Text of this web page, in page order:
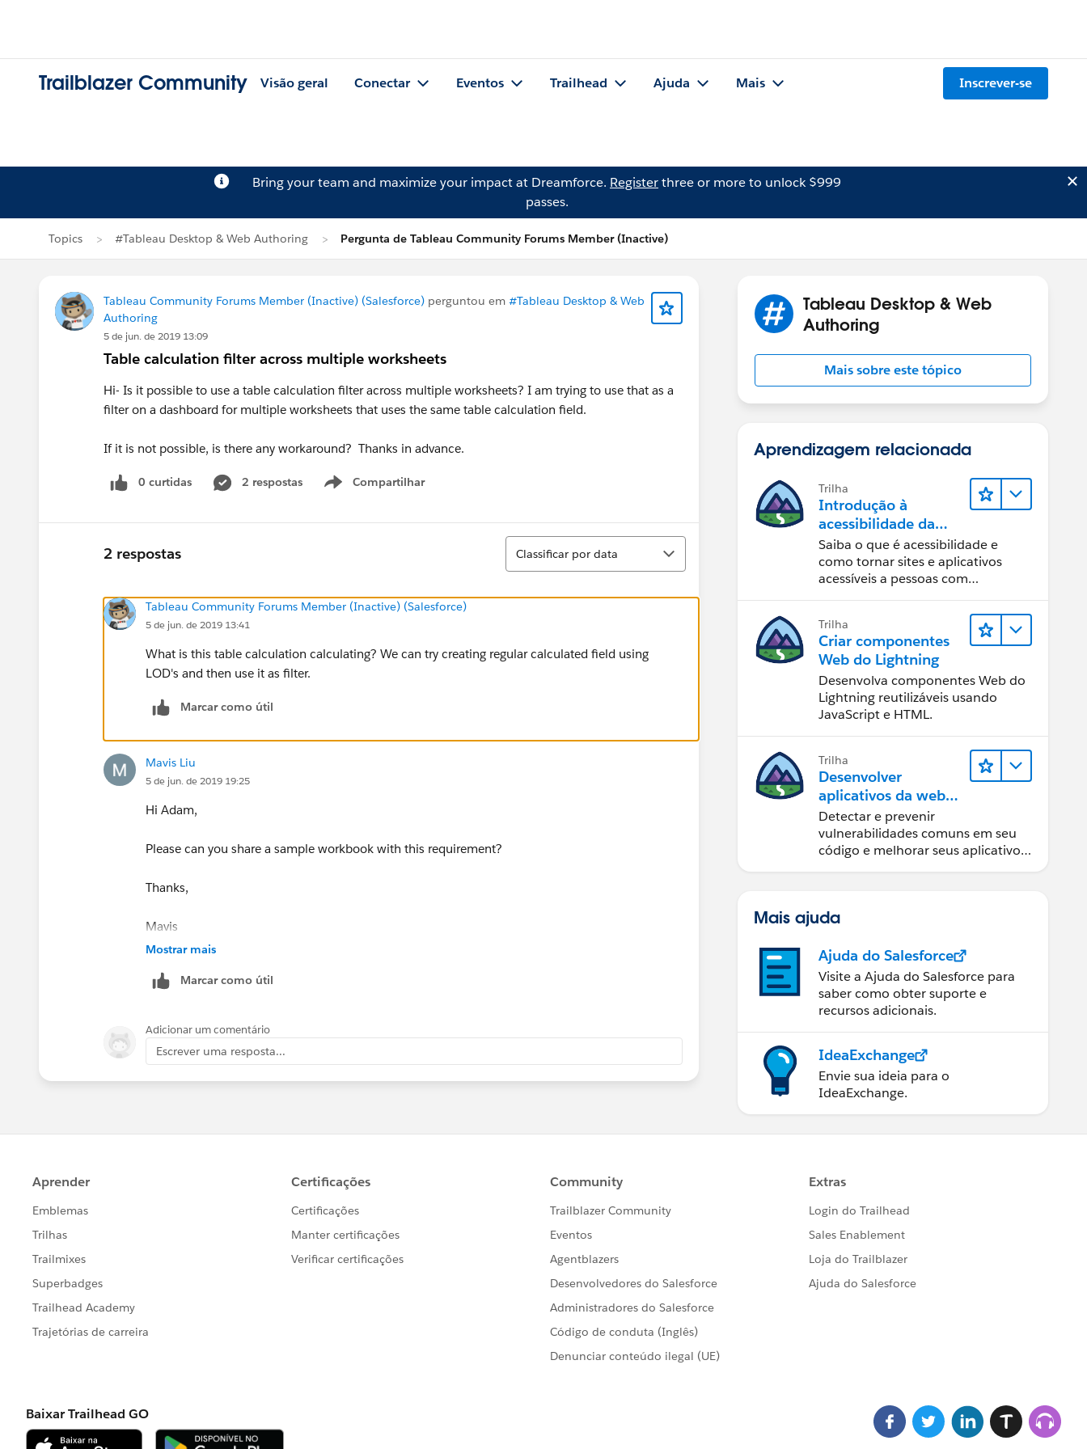
Trailblazer Community Visão geral Conectar Eventos Trailhead Ajuda Mais Inscrever-se
Bring your team and maximize your impact at Dreamforce. Registerthree or more to unlock $999
passes.
Topics #Tableau Desktop & Web Authoring Pergunta de Tableau Community Forums Member (Inactive)
Tableau Community Forums Member (Inactive) (Salesforce) perguntou em #Tableau Desktop & Web
Authoring
5 de jun. de 2019 13:09
Table calculation filter across multiple worksheets
Hi- Is it possible to use a table calculation filter across multiple worksheets? I am trying to use that as a
filter on a dashboard for multiple worksheets that uses the same table calculation field.
If it is not possible, is there any workaround? Thanks in advance.
0 curtidas 2 respostas Compartilhar
Show menu
2 respostas
Classificar
Classificar por data
Tableau Community Forums Member (Inactive) (Salesforce)
5 de jun. de 2019 13:41
What is this table calculation calculating? We can try creating regular calculated field using
LOD's and then use it as filter.
Marcar como útil
Mavis Liu
5 de jun. de 2019 19:25
Hi Adam,
Please can you share a sample workbook with this requirement?
Thanks,
Mavis
Mostrar mais
Marcar como útil
Adicionar um comentário
Escrever uma resposta...
Tableau Desktop & Web
Authoring
Mais sobre este tópico
Aprendizagem relacionada
Trilha
Introdução à
acessibilidade da
Web
Saiba o que é acessibilidade e
como tornar sites e aplicativos
acessíveis a pessoas com
Trilha
Criar componentes
Web do Lightning
Desenvolva componentes Web do
Lightning reutilizáveis usando
JavaScript e HTML.
Trilha
Desenvolver
aplicativos da web
seguros
Detectar e prevenir
vulnerabilidades comuns em seu
código e melhorar seus aplicativos
Mais ajuda
Ajuda do Salesforce
Visite a Ajuda do Salesforce para
saber como obter suporte e
recursos adicionais.
IdeaExchange
Envie sua ideia para o
IdeaExchange.